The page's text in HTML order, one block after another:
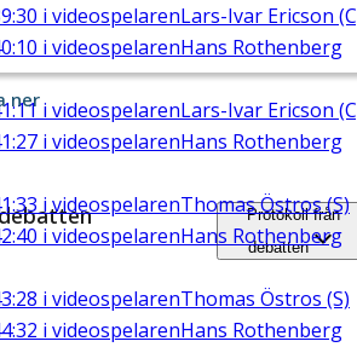
i videospelarenLars-Ivar Ericson
i videospelarenHans Rothenberg
i videospelarenLars-Ivar Ericson
i videospelarenHans Rothenberg
i videospelarenThomas Östros (S)
i videospelarenHans Rothenberg
i videospelarenThomas Östros (S)
i videospelarenHans Rothenberg
ner
Protokoll från
debatten